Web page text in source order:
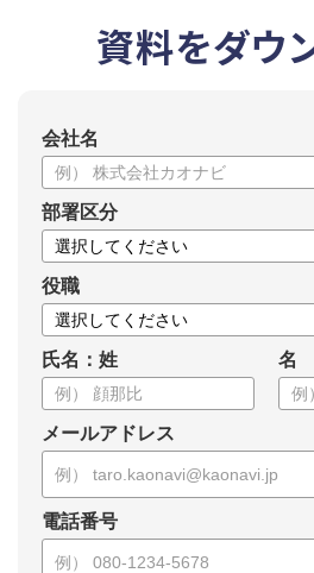
資料をダウ
会社名
部署区分
役職
氏名：姓 名
メールアドレス
電話番号